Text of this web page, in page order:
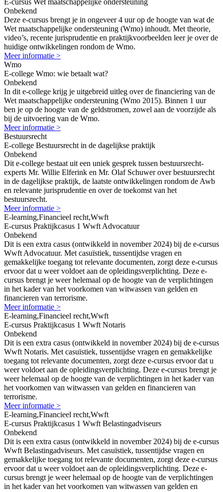
Onbekend
Deze e-cursus brengt je in ongeveer 4 uur op de hoogte van wat de
Wet maatschappelijke ondersteuning (Wmo) inhoudt. Met theorie,
video’s, recente jurisprudentie en praktijkvoorbeelden leer je over de
huidige ontwikkelingen rondom de Wmo.
Meer informatie >
Wmo
E-college Wmo: wie betaalt wat?
Onbekend
In dit e-college krijg je uitgebreid uitleg over de financiering van de
Wet maatschappelijke ondersteuning (Wmo 2015). Binnen 1 uur
ben je op de hoogte van de geldstromen, zowel aan de voorzijde als
bij de uitvoering van de Wmo.
Meer informatie >
Bestuursrecht
E-college Bestuursrecht in de dagelijkse praktijk
Onbekend
Dit e-college bestaat uit een uniek gesprek tussen bestuursrecht-
experts Mr. Willie Elferink en Mr. Olaf Schuwer over bestuursrecht
in de dagelijkse praktijk, de laatste ontwikkelingen rondom de Awb
en relevante jurisprudentie en over de toekomst van het
bestuursrecht.
Meer informatie >
E-learning,Financieel recht,Wwft
E-cursus Praktijkcasus 1 Wwft Advocatuur
Onbekend
Dit is een extra casus (ontwikkeld in november 2024) bij de e-cursus
Wwft Advocatuur. Met casuïstiek, tussentijdse vragen en
gemakkelijke toegang tot relevante documenten, zorgt deze e-cursus
ervoor dat u weer voldoet aan de opleidingsverplichting. Deze e-
cursus brengt je weer helemaal op de hoogte van de verplichtingen
in het kader van het voorkomen van witwassen van gelden en
financieren van terrorisme.
Meer informatie >
E-learning,Financieel recht,Wwft
E-cursus Praktijkcasus 1 Wwft Notaris
Onbekend
Dit is een extra casus (ontwikkeld in november 2024) bij de e-cursus
Wwft Notaris. Met casuïstiek, tussentijdse vragen en gemakkelijke
toegang tot relevante documenten, zorgt deze e-cursus ervoor dat u
weer voldoet aan de opleidingsverplichting. Deze e-cursus brengt je
weer helemaal op de hoogte van de verplichtingen in het kader van
het voorkomen van witwassen van gelden en financieren van
terrorisme.
Meer informatie >
E-learning,Financieel recht,Wwft
E-cursus Praktijkcasus 1 Wwft Belastingadviseurs
Onbekend
Dit is een extra casus (ontwikkeld in november 2024) bij de e-cursus
Wwft Belastingadviseurs. Met casuïstiek, tussentijdse vragen en
gemakkelijke toegang tot relevante documenten, zorgt deze e-cursus
ervoor dat u weer voldoet aan de opleidingsverplichting. Deze e-
cursus brengt je weer helemaal op de hoogte van de verplichtingen
in het kader van het voorkomen van witwassen van gelden en